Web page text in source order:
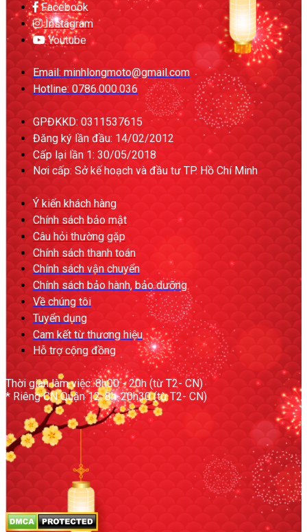
Facebook
Instagram
Youtube
Email: minhlongmoto@gmail.com
Hotline: 0786.000.036
GPĐKKD: 0311537615
Đăng ký lần đầu: 14/02/2012
Cấp lại lần 1: 30/05/2018
Nơi cấp: Sở kế hoạch và đầu tư TP. Hồ Chí Minh
Ý kiến khách hàng
Chính sách bảo mật
Câu hỏi thường gặp
Chính sách thanh toán
Chính sách vận chuyển
Chính sách bảo hành, bảo dưỡng
Về chúng tôi
Tuyển dụng
Cam kết từ thương hiệu
Hỗ trợ cộng đồng
Thời gian làm việc: 8h00 - 20h (từ T2- CN)
* Riêng CN Quận 12: 8h-20h30 (từ T2- CN)